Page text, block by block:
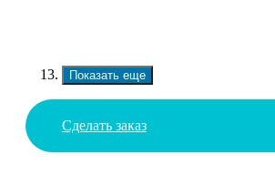
Показать еще
Сделать заказ